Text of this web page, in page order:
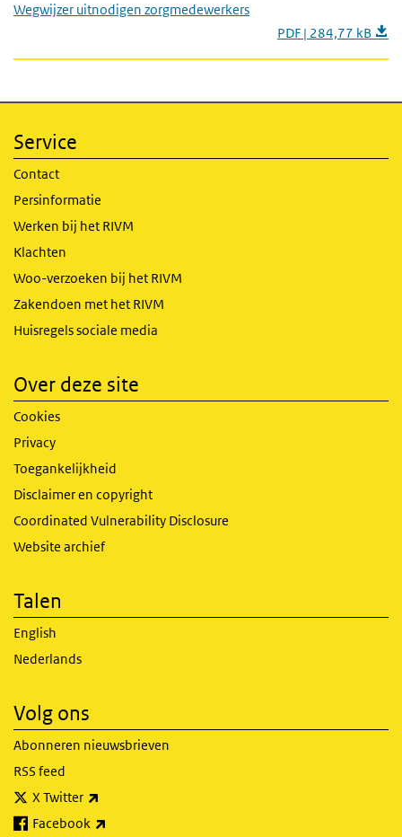
Wegwijzer uitnodigen zorgmedewerkers
PDF | 284,77 kB
Service
Contact
Persinformatie
Werken bij het RIVM
Klachten
Woo-verzoeken bij het RIVM
Zakendoen met het RIVM
Huisregels sociale media
Over deze site
Cookies
Privacy
Toegankelijkheid
Disclaimer en copyright
Coordinated Vulnerability Disclosure
Website archief
Talen
English
Nederlands
Volg ons
Abonneren nieuwsbrieven
RSS feed
X Twitter
Facebook